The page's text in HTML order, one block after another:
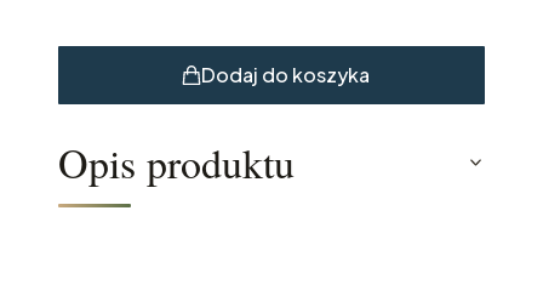
Dodaj do koszyka
Opis produktu